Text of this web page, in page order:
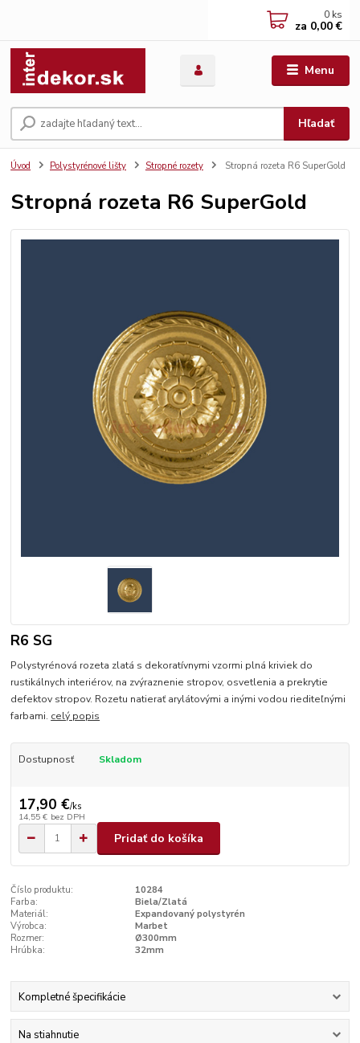
Menu
Hľadať
0 ks
za 0,00 €
Úvod Polystyrénové lišty Stropné rozety Stropná rozeta R6 SuperGold
Stropná rozeta R6 SuperGold
R6 SG
Polystyrénová rozeta zlatá s dekoratívnymi vzormi plná kriviek do
rustikálnych interiérov, na zvýraznenie stropov, osvetlenia a prekrytie
defektov stropov. Rozetu natierať arylátovými a inými vodou riediteľnými
farbami. celý popis
Dostupnosť Skladom
17,90 €/ks
14,55 € bez DPH
Pridať do košíka
Číslo produktu:
10284
Farba:
Biela/Zlatá
Materiál:
Expandovaný polystyrén
Výrobca:
Marbet
Rozmer:
Ø300mm
Hrúbka:
32mm
Kompletné špecifikácie
Na stiahnutie